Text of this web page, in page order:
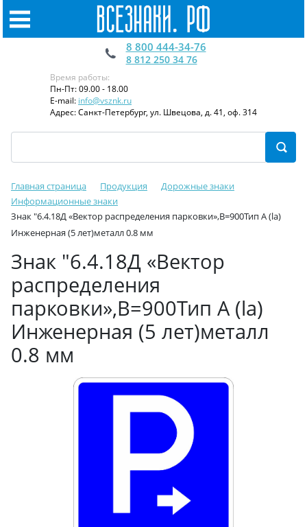
8 800 444-34-76
8 812 250 34 76
Время работы:
Пн-Пт: 09.00 - 18.00
E-mail: info@vsznk.ru
Адрес: Санкт-Петербург, ул. Швецова, д. 41, оф. 314
Главная страница Продукция
Дорожные знаки
Информационные знаки
Знак "6.4.18Д «Вектор распределения парковки»,B=900Тип А (la)
Инженерная (5 лет)металл 0.8 мм
Знак "6.4.18Д «Вектор
распределения
парковки»,B=900Тип А (la)
Инженерная (5 лет)металл
0.8 мм